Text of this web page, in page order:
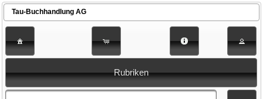
Tau-Buchhandlung AG
Rubriken